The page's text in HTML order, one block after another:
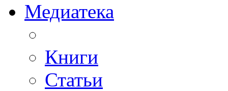
Медиатека
Книги
Статьи